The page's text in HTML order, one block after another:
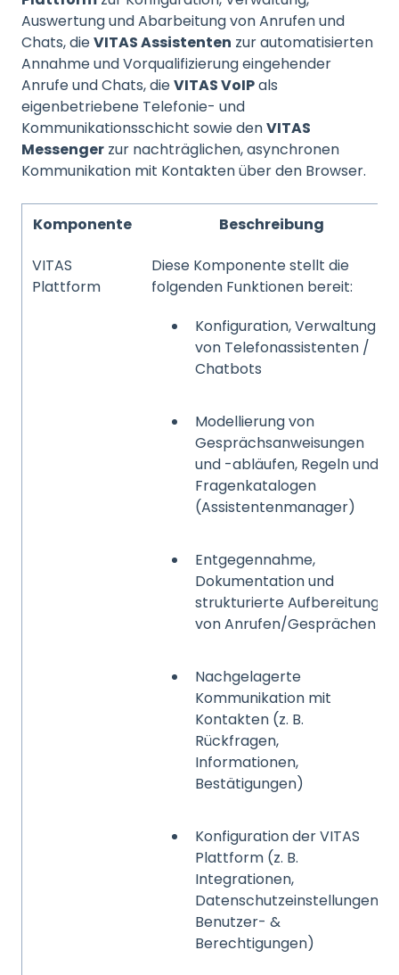
Auswertung und Abarbeitung von Anrufen und
Chats, dieVITAS Assistenten zur automatisierten
Annahme und Vorqualifizierung eingehender
Anrufe und Chats, dieVITAS VoIPals
eigenbetriebene Telefonie- und
Kommunikationsschicht sowie denVITAS
Messenger zur nachträglichen, asynchronen
Kommunikation mit Kontakten über den Browser.
Komponente
Beschreibung
VITAS
Plattform
Diese Komponente stellt die
folgenden Funktionen bereit:
Konfiguration, Verwaltung
von Telefonassistenten /
Chatbots
Modellierung von
Gesprächsanweisungen
und -abläufen, Regeln und
Fragenkatalogen
(Assistentenmanager)
Entgegennahme,
Dokumentation und
strukturierte Aufbereitung
von Anrufen/Gesprächen
Nachgelagerte
Kommunikation mit
Kontakten (z. B.
Rückfragen,
Informationen,
Bestätigungen)
Konfiguration der VITAS
Plattform (z. B.
Integrationen,
Datenschutzeinstellungen,
Benutzer- &
Berechtigungen)